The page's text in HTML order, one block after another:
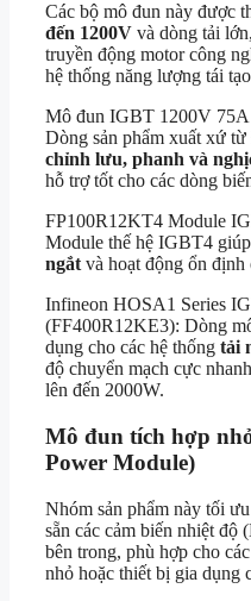
Các bộ mô đun này được
đến 1200V và dòng tải
truyền động motor công
hệ thống năng lượng tái
Mô đun IGBT 1200V
Dòng sản phẩm xuất xứ
chỉnh lưu, phanh và
hỗ trợ tốt cho các dòng
FP100R12KT4 Module
Module thế hệ IGBT4 giúp
ngắt và hoạt động ổn định
Infineon HOSA1 Series
(FF400R12KE3): Dòng
dụng cho các hệ thống tải
độ chuyển mạch cực
lên đến 2000W.
Mô đun tích hợp
Power Module)
Nhóm sản phẩm này tối
sẵn các cảm biến nhiệt độ
bên trong, phù hợp cho
nhỏ hoặc thiết bị gia dụng